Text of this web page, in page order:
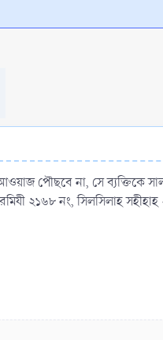
পৌছবে না, সে ব্যক্তিকে
২১৬৮ নং, সিলসিলাহ